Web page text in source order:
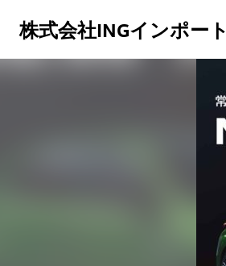
株式会社INGインポート